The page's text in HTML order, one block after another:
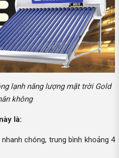
lạnh năng lượng mặt trời Gold
không
là:
chóng, trung bình khoảng 4